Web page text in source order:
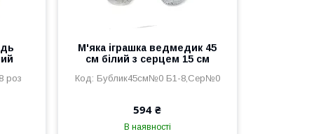
роз
М'яка іграшка ведмедик 45
см білий з серцем 15 см
Бублик45см№0 Б1-8,Сер№0
594 ₴
В наявності